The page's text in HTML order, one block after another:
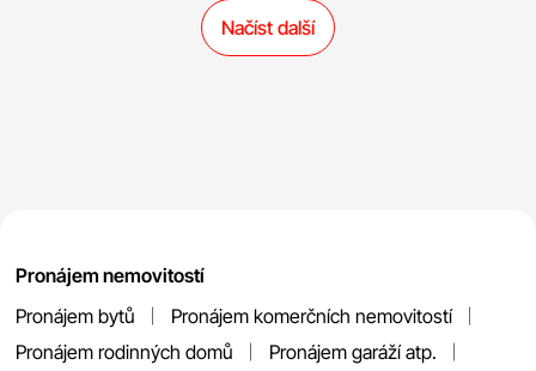
Načíst další
Pronájem nemovitostí
Pronájem bytů
Pronájem komerčních nemovitostí
Pronájem rodinných domů
Pronájem garáží atp.